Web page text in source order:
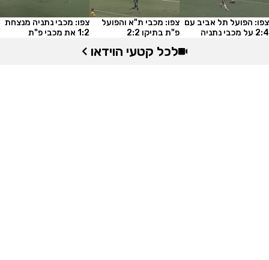
צפו: הפועל תל אביב עם
2:4 על מכבי נתניה
צפו: מכבי ת"א והפועל
פ"ת בתיקו 2:2
צפו: מכבי נתניה מנצחת
1:2 את מכבי פ"ת
לכל קטעי הוידאו